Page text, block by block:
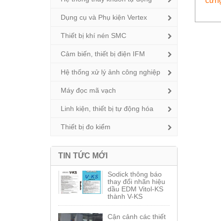
Dụng cụ và Phụ kiện Vertex
Thiết bị khí nén SMC
Cảm biến, thiết bị điện IFM
Hệ thống xử lý ảnh công nghiệp
Máy đọc mã vạch
Linh kiện, thiết bị tự động hóa
Thiết bị đo kiểm
TIN TỨC MỚI
Sodick thông báo
thay đổi nhãn hiệu
dầu EDM Vitol-KS
thành V-KS
Cận cảnh các thiết